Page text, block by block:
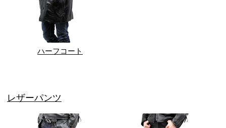
ハーフコート
レザーパンツ